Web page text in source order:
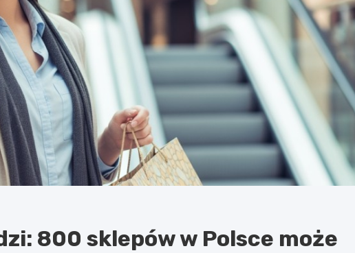
800 sklepów w Polsce może